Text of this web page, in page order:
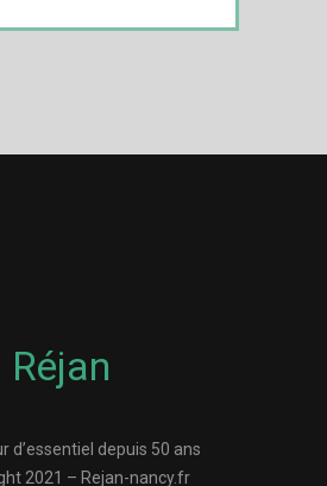
Réjan
d’essentiel depuis 50 ans
2021 – Rejan-nancy.fr